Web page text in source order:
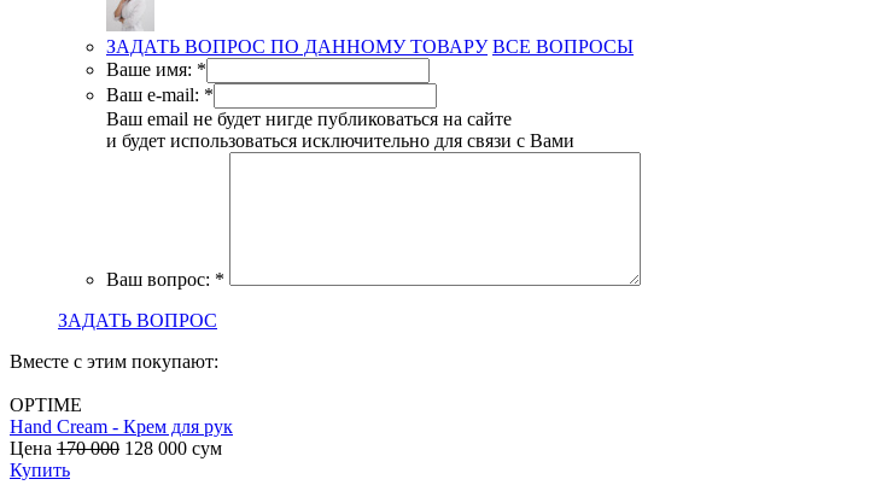
ЗАДАТЬ ВОПРОС ПО ДАННОМУ ТОВАРУ ВСЕ ВОПРОСЫ
Ваше имя: *
Ваш e-mail: *
Ваш email не будет нигде публиковаться на сайте
и будет использоваться исключительно для связи с Вами
Ваш вопрос: *
ЗАДАТЬ ВОПРОС
Вместе с этим покупают:
OPTIME
Hand Cream - Крем для рук
Цена 170 000 128 000 сум
Купить